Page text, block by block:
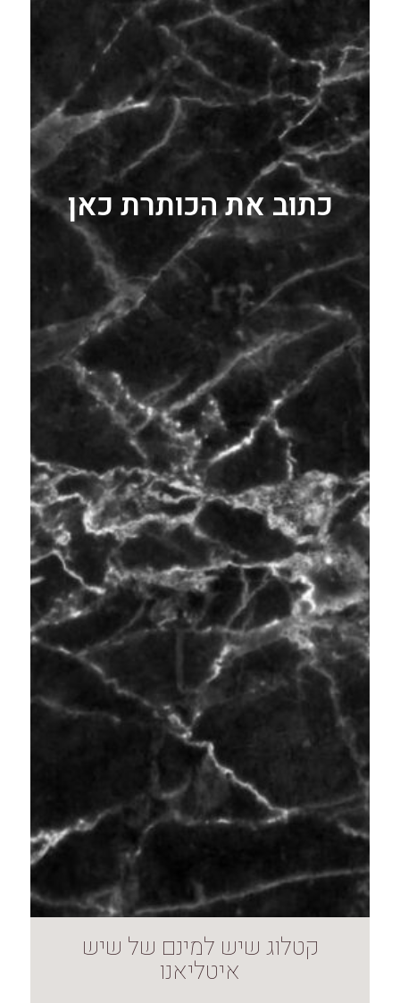
כתוב את הכותרת כאן
קטלוג שיש למינם של שיש
איטליאנו